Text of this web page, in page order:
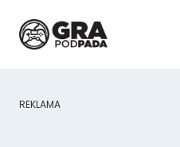
REKLAMA